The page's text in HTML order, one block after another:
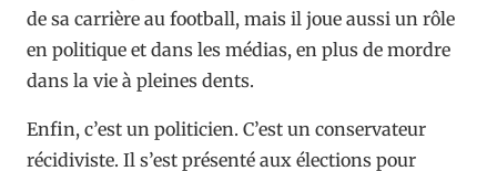
de sa carrière au football, mais il joue aussi un rôle
en politique et dans les médias, en plus de mordre
dans la vie à pleines dents.
Enfin, c’est un politicien. C’est un conservateur
récidiviste. Il s’est présenté aux élections pour